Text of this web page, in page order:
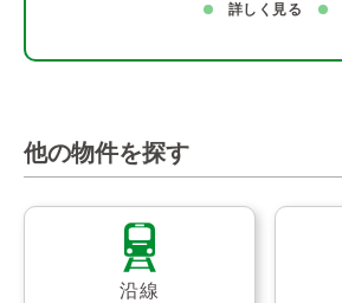
詳しく見る
他の物件を探す
沿線